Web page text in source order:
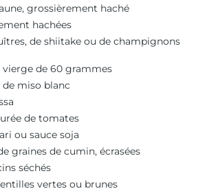
grossièrement haché
hachées
de shiitake ou de champignons
vierge de 60 grammes
miso blanc
de tomates
ou sauce soja
graines de cumin, écrasées
séchés
vertes ou brunes